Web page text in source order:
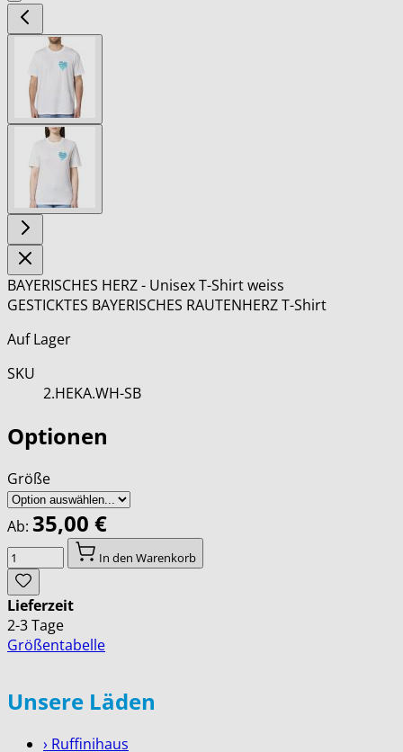
image
image
BAYERISCHES HERZ - Unisex T-Shirt weiss
GESTICKTES BAYERISCHES RAUTENHERZ T-Shirt
Auf Lager
SKU
2.HEKA.WH-SB
Optionen
Größe
Ab: 35,00 €
Menge
In den Warenkorb
Lieferzeit
2-3 Tage
Größentabelle
Unsere Läden
› Ruffinihaus